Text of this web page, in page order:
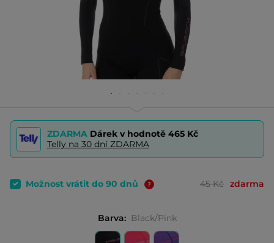
ZDARMA Dárek v hodnotě 465 Kč
Telly na 30 dní ZDARMA
Možnost vrátit do 90 dnů 45 Kč zdarma
Barva: Black/Pink